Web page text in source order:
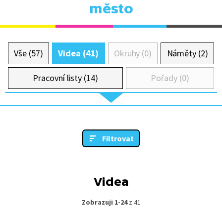
město
Vše (57) Videa (41) Okruhy (0) Náměty (2)
Pracovní listy (14) Pořady (0)
Filtrovat
Videa
Zobrazuji 1-24z 41